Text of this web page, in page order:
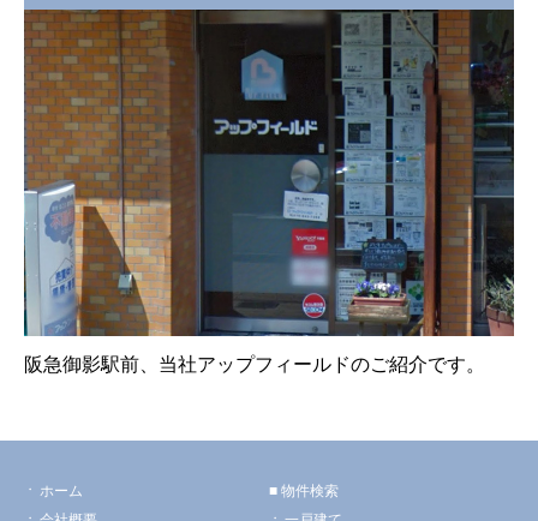
阪急御影駅前、当社アップフィールドのご紹介です。
ホーム
物件検索